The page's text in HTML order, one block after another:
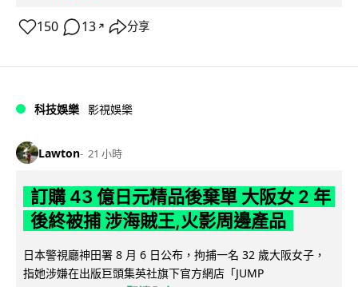
150 13 ↗ 分享
科技娛樂 影視娛樂
Lawton 21 小時
訂購 43 億日元精品後棄單 大阪女 2 年
後終被捕 涉海賊王,火影周邊產品
日本警視廳神田署 8 月 6 日公布，拘捕一名 32 歲大阪女子，
指她涉嫌在出版巨頭集英社旗下官方網店「JUMP